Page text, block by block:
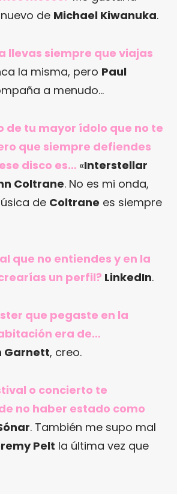
de Michael Kiwanuka.
llevas siempre que viajas
la misma, pero Paul
a menudo…
de tu mayor ídolo que no te
que siempre defiendes
disco es… «Interstellar
Coltrane. No es mi onda,
de Coltrane es siempre
que no entiendes y en la
un perfil? LinkedIn.
que pegaste en la
era de…
Garnett, creo.
o concierto te
no haber estado como
. También me supo mal
Pelt la última vez que